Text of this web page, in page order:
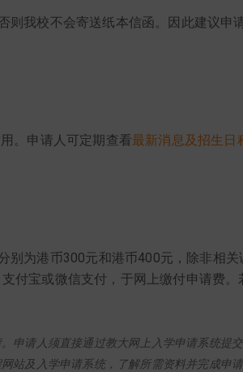
我校不会寄送纸本信函。因此建议申
。申请人可定期查看最新消息及招生日
为港币300元和港币400元，除非相关
付宝或微信支付，于网上缴付申请费。
申请人须直接通过教大网上入学申请系统提
站及入学申请系统，了解所需资料并完成申请